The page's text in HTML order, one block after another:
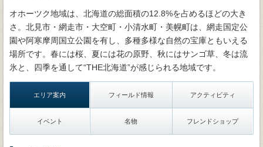
オホーツク地域は、北海道の総面積の12.8%を占めるほどの大き
さ。北見市・網走市・大空町・小清水町・美幌町は、網走国定公
園や阿寒摩周国立公園を有し、多種多様な自然の宝庫ともいえる
場所です。春には桜、夏には花の原野、秋にはサンゴ草、冬は流
氷と、四季を通して“THE北海道”が感じられる地域です。
エリア案内 フィールド情報 アクティビティ
イベント 名物 フレンドショップ